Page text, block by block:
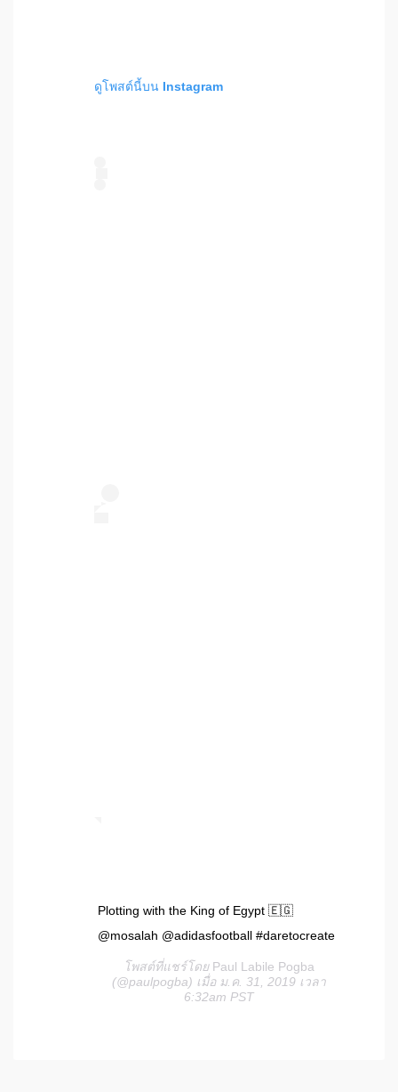
ดูโพสต์นี้บน Instagram
Plotting with the King of Egypt 🇪🇬
@mosalah @adidasfootball #daretocreate
โพสต์ที่แชร์โดย Paul Labile Pogba
(@paulpogba) เมื่อ ม.ค. 31, 2019 เวลา
6:32am PST